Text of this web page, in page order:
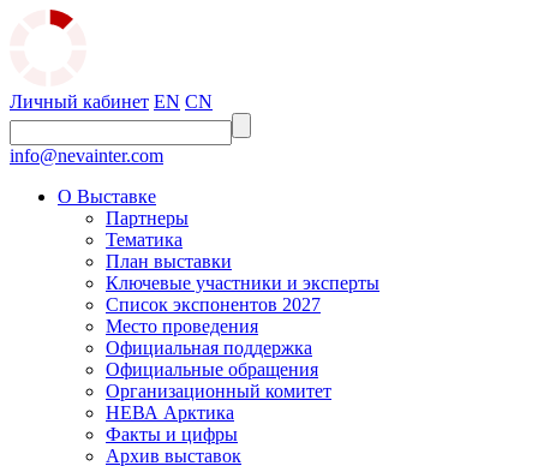
Личный кабинет EN CN
info@nevainter.com
О Выставке
Партнеры
Тематика
План выставки
Ключевые участники и эксперты
Список экспонентов 2027
Место проведения
Официальная поддержка
Официальные обращения
Организационный комитет
НЕВА Арктика
Факты и цифры
Архив выставок